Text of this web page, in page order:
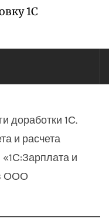
1С
доработки 1С.
и расчета
и
ООО